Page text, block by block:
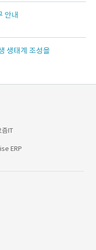
안내
생태계 조성을
즘IT
ERP